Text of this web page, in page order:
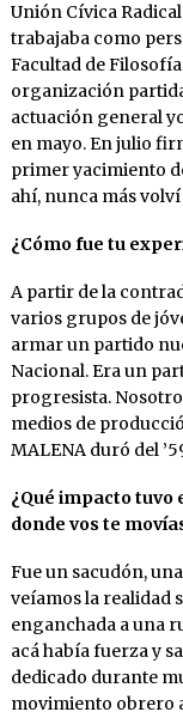
Unión Cívica
trabajaba como
Facultad de
organización
actuación general
en mayo. En julio
primer yacimiento
ahí, nunca más
¿Cómo fue tu
A partir de la
varios grupos de
armar un partido
Nacional. Era un
progresista.
medios de
MALENA duró del
¿Qué impacto tuvo
donde vos te
Fue un sacudón,
veíamos la realidad
enganchada a una
acá había fuerza y
dedicado durante
movimiento obrero